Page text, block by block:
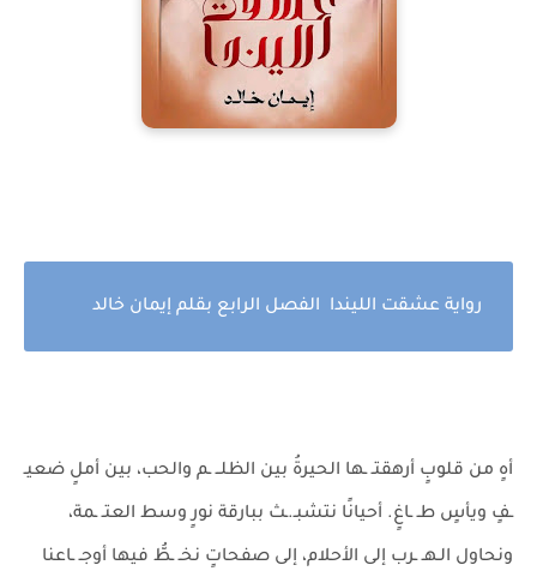
رواية عشقت الليندا الفصل الرابع بقلم إيمان خالد
أهٍ من قلوبٍ أرهقتـ ـها الحيرةُ بين الظلــ ـم والحب، بين أملٍ ضعيـ
ـفٍ ويأسٍ طـ ـاغٍ. أحيانًا نتشبـ.ـث ببارقة نورٍ وسط العتـ ـمة،
ونحاول الـهـ ـرب إلى الأحلام، إلى صفحاتٍ نخـ ـطُّ فيها أوجـ ـاعنا